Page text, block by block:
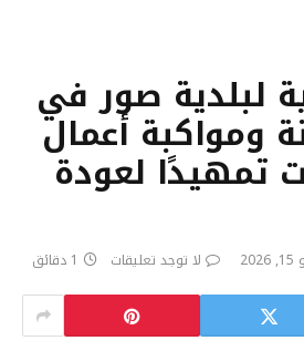
لبلدية صور في
ومواكبة أعمال
تمهيدًا لعودة
لا توجد تعليقات 1 دقائق